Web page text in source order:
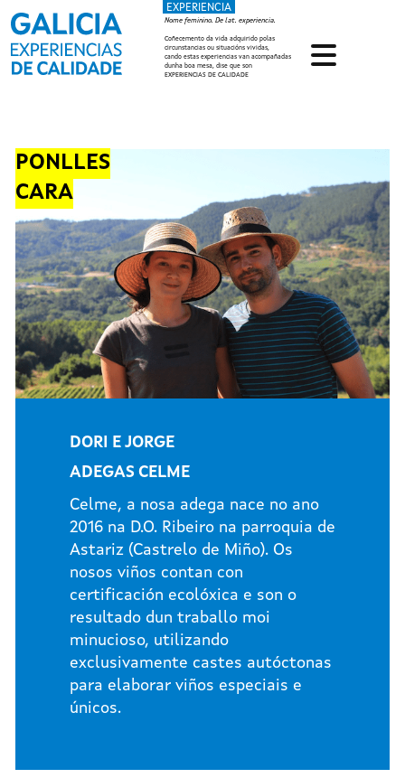
Ir o contido principal
EXPERIENCIA
Nome feminino. De lat. experiencia.
Coñecemento da vida adquirido polas
circunstancias ou situacións vividas,
cando estas experiencias van acompañadas
dunha boa mesa, dise que son
EXPERIENCIAS DE CALIDADE
PONLLES
CARA
DORI E JORGE
ADEGAS CELME
Celme, a nosa adega nace no ano
2016 na D.O. Ribeiro na parroquia de
Astariz (Castrelo de Miño). Os
nosos viños contan con
certificación ecolóxica e son o
resultado dun traballo moi
minucioso, utilizando
exclusivamente castes autóctonas
para elaborar viños especiais e
únicos.